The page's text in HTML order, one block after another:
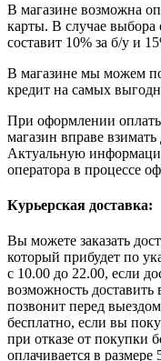
В магазине возможна
карты. В случае выбора
составит 10% за б/у и
В магазине мы можем
кредит на самых
При оформлении
магазин вправе
Актуальную
оператора в процессе
Курьерская доставка:
Вы можете заказать
который прибудет по
с 10.00 до 22.00, если
возможность доставить
позвонит перед
бесплатно, если вы
при отказе от покупки
оплачивается в